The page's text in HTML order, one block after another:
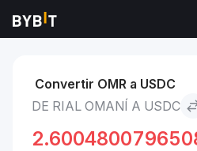
Mercados
Convertir OMR a USDC
DE RIAL OMANÍ A USDC